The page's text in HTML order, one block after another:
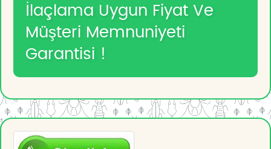
İlaçlama Uygun Fiyat Ve
Müşteri Memnuniyeti
Garantisi !